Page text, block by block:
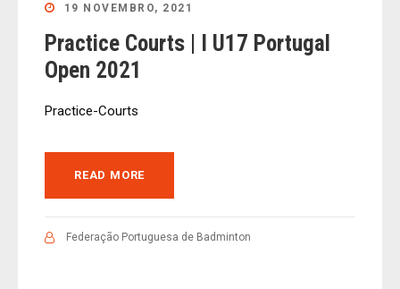
19 NOVEMBRO, 2021
Practice Courts | I U17 Portugal
Open 2021
Practice-Courts
READ MORE
Federação Portuguesa de Badminton